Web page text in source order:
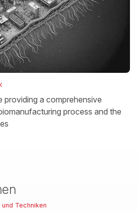
providing a comprehensive
process and the
Techniken